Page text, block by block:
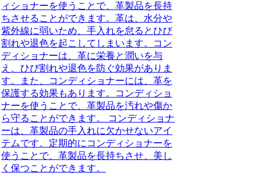
ィショナーを使うことで、革製品を長持
ちさせることができます。革は、水分や
紫外線に弱いため、手入れを怠るとひび
割れや退色を起こしてしまいます。コン
ディショナーは、革に栄養と潤いを与
え、ひび割れや退色を防ぐ効果がありま
す。また、コンディショナーには、革を
保護する効果もあります。コンディショ
ナーを使うことで、革製品を汚れや傷か
ら守ることができます。 コンディショナ
ーは、革製品の手入れに欠かせないアイ
テムです。定期的にコンディショナーを
使うことで、革製品を長持ちさせ、美し
く保つことができます。